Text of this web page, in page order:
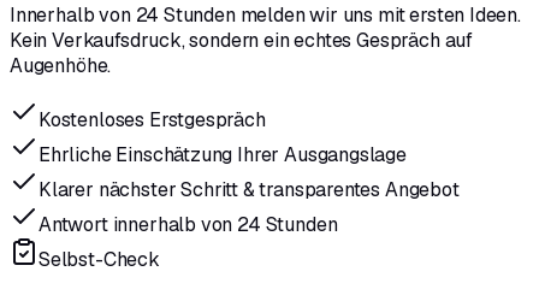
Innerhalb von 24 Stunden melden wir uns mit ersten Ideen.
Kein Verkaufsdruck, sondern ein echtes Gespräch auf
Augenhöhe.
Kostenloses Erstgespräch
Ehrliche Einschätzung Ihrer Ausgangslage
Klarer nächster Schritt & transparentes Angebot
Antwort innerhalb von 24 Stunden
Selbst-Check